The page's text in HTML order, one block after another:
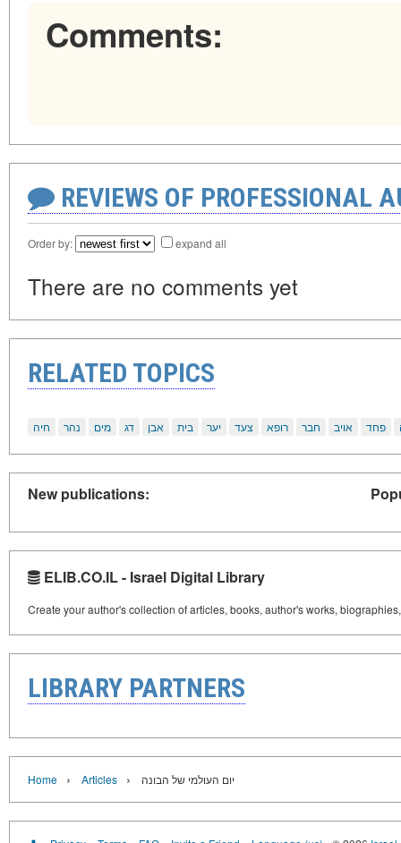
Comments:
REVIEWS OF PROFESSIONAL
Order by: expand all
There are no comments yet
RELATED TOPICS
חיה נהר מים דג אבן בית יער צעד רופא חבר אויב פחד
New publications:
ELIB.CO.IL - Israel Digital Library
Create your author's collection of articles, books, author's works,
LIBRARY PARTNERS
Home › Articles › יום העולמי של הבונה